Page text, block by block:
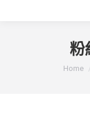
粉
You
Home